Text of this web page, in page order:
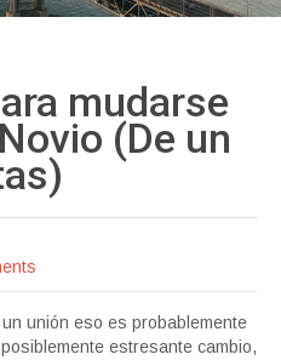
mudarse
(De un
unión eso es probablemente
estresante cambio,